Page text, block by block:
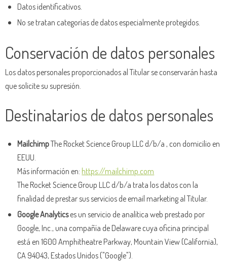
Datos identificativos.
No se tratan categorías de datos especialmente protegidos.
Conservación de datos personales
Los datos personales proporcionados al Titular se conservarán hasta
que solicite su supresión.
Destinatarios de datos personales
MailchimpThe Rocket Science Group LLC d/b/a , con domicilio en
EEUU.
Más información en: https://mailchimp.com
The Rocket Science Group LLC d/b/a trata los datos con la
finalidad de prestar sus servicios de email marketing al Titular.
Google Analyticses un servicio de analítica web prestado por
Google, Inc., una compañía de Delaware cuya oficina principal
está en 1600 Amphitheatre Parkway, Mountain View (California),
CA 94043, Estados Unidos ("Google").